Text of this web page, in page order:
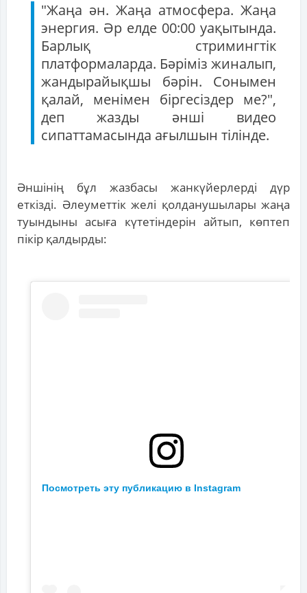
"Жаңа ән. Жаңа атмосфера. Жаңа
энергия. Әр елде 00:00 уақытында.
Барлық стримингтік
платформаларда. Бәріміз жиналып,
жандырайықшы бәрін. Сонымен
қалай, менімен біргесіздер ме?",
деп жазды әнші видео
сипаттамасында ағылшын тілінде.
Әншінің бұл жазбасы жанкүйерлерді дүр
еткізді. Әлеуметтік желі қолданушылары жаңа
туындыны асыға күтетіндерін айтып, көптеп
пікір қалдырды:
Посмотреть эту публикацию в Instagram